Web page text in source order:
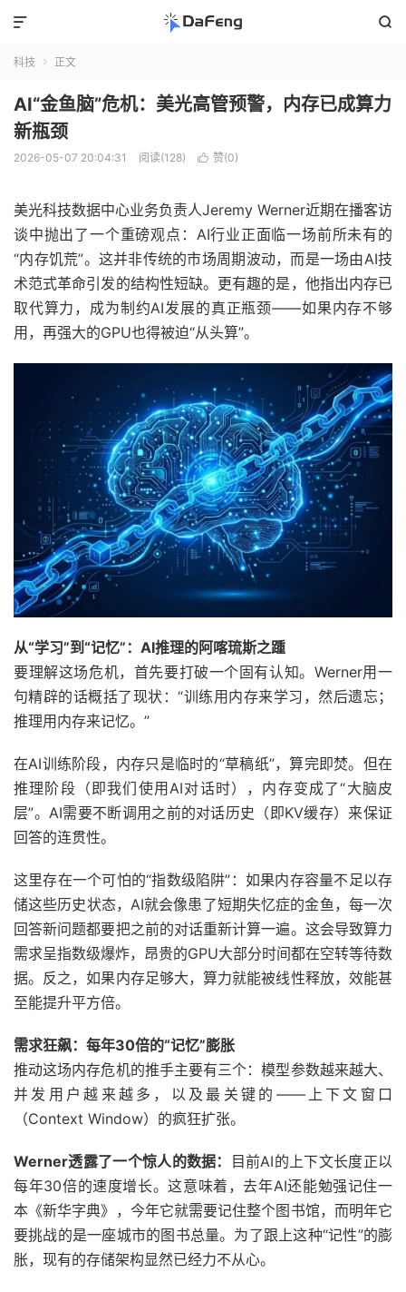


科技  正文
AI“金鱼脑”危机：美光高管预警，内存已成算力
新瓶颈
2026-05-07 20:04:31 阅读(128)  赞(0)
美光科技数据中心业务负责人Jeremy Werner近期在播客访
谈中抛出了一个重磅观点：AI行业正面临一场前所未有的
“内存饥荒”。这并非传统的市场周期波动，而是一场由AI技
术范式革命引发的结构性短缺。更有趣的是，他指出内存已
取代算力，成为制约AI发展的真正瓶颈——如果内存不够
用，再强大的GPU也得被迫“从头算”。
从“学习”到“记忆”：AI推理的阿喀琉斯之踵
要理解这场危机，首先要打破一个固有认知。Werner用一
句精辟的话概括了现状：“训练用内存来学习，然后遗忘；
推理用内存来记忆。”
在AI训练阶段，内存只是临时的“草稿纸”，算完即焚。但在
推理阶段（即我们使用AI对话时），内存变成了“大脑皮
层”。AI需要不断调用之前的对话历史（即KV缓存）来保证
回答的连贯性。
这里存在一个可怕的“指数级陷阱”：如果内存容量不足以存
储这些历史状态，AI就会像患了短期失忆症的金鱼，每一次
回答新问题都要把之前的对话重新计算一遍。这会导致算力
需求呈指数级爆炸，昂贵的GPU大部分时间都在空转等待数
据。反之，如果内存足够大，算力就能被线性释放，效能甚
至能提升平方倍。
需求狂飙：每年30倍的“记忆”膨胀
推动这场内存危机的推手主要有三个：模型参数越来越大、
并发用户越来越多，以及最关键的——上下文窗口
（Context Window）的疯狂扩张。
Werner透露了一个惊人的数据：
目前AI的上下文长度正以
每年30倍的速度增长。这意味着，去年AI还能勉强记住一
本《新华字典》，今年它就需要记住整个图书馆，而明年它
要挑战的是一座城市的图书总量。为了跟上这种“记性”的膨
胀，现有的存储架构显然已经力不从心。